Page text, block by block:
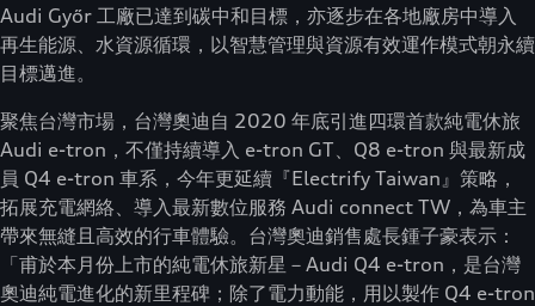
Audi Győr 工廠已達到碳中和目標，亦逐步在各地廠房中導入
再生能源、水資源循環，以智慧管理與資源有效運作模式朝永續
目標邁進。
聚焦台灣市場，台灣奧迪自 2020 年底引進四環首款純電休旅
Audi e-tron，不僅持續導入 e-tron GT、Q8 e-tron 與最新成
員 Q4 e-tron 車系，今年更延續『Electrify Taiwan』策略，
拓展充電網絡、導入最新數位服務 Audi connect TW，為車主
帶來無縫且高效的行車體驗。台灣奧迪銷售處長鍾子豪表示：
「甫於本月份上市的純電休旅新星－Audi Q4 e-tron，是台灣
奧迪純電進化的新里程碑；除了電力動能，用以製作 Q4 e-tron